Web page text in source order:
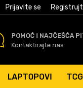
Prijavite se
POMOĆ I NAJČEŠĆA
Kontaktirajte nas
LAPTOPOVI TCG